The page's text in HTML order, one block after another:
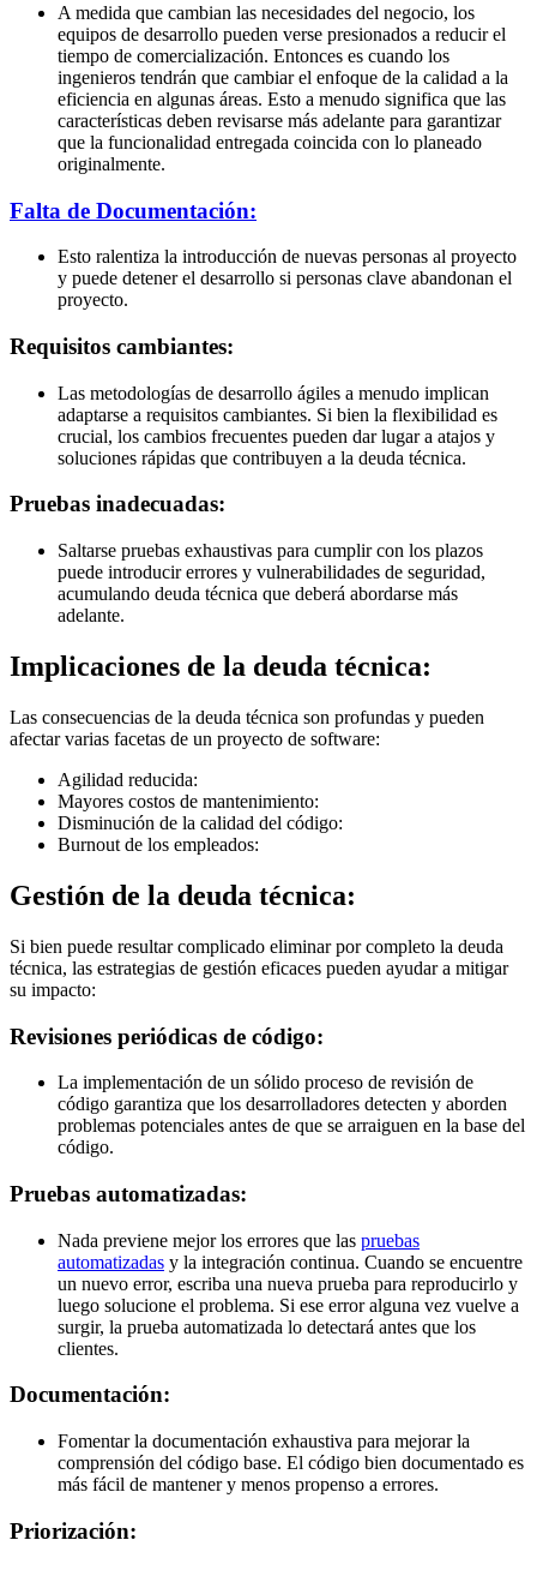
A medida que cambian las necesidades del negocio, los
equipos de desarrollo pueden verse presionados a reducir el
tiempo de comercialización. Entonces es cuando los
ingenieros tendrán que cambiar el enfoque de la calidad a la
eficiencia en algunas áreas. Esto a menudo significa que las
características deben revisarse más adelante para garantizar
que la funcionalidad entregada coincida con lo planeado
originalmente.
Falta de Documentación:
Esto ralentiza la introducción de nuevas personas al proyecto
y puede detener el desarrollo si personas clave abandonan el
proyecto.
Requisitos cambiantes:
Las metodologías de desarrollo ágiles a menudo implican
adaptarse a requisitos cambiantes. Si bien la flexibilidad es
crucial, los cambios frecuentes pueden dar lugar a atajos y
soluciones rápidas que contribuyen a la deuda técnica.
Pruebas inadecuadas:
Saltarse pruebas exhaustivas para cumplir con los plazos
puede introducir errores y vulnerabilidades de seguridad,
acumulando deuda técnica que deberá abordarse más
adelante.
Implicaciones de la deuda técnica:
Las consecuencias de la deuda técnica son profundas y pueden
afectar varias facetas de un proyecto de software:
Agilidad reducida:
Mayores costos de mantenimiento:
Disminución de la calidad del código:
Burnout de los empleados:
Gestión de la deuda técnica:
Si bien puede resultar complicado eliminar por completo la deuda
técnica, las estrategias de gestión eficaces pueden ayudar a mitigar
su impacto:
Revisiones periódicas de código:
La implementación de un sólido proceso de revisión de
código garantiza que los desarrolladores detecten y aborden
problemas potenciales antes de que se arraiguen en la base del
código.
Pruebas automatizadas:
Nada previene mejor los errores que las pruebas
automatizadas y la integración continua. Cuando se encuentre
un nuevo error, escriba una nueva prueba para reproducirlo y
luego solucione el problema. Si ese error alguna vez vuelve a
surgir, la prueba automatizada lo detectará antes que los
clientes.
Documentación:
Fomentar la documentación exhaustiva para mejorar la
comprensión del código base. El código bien documentado es
más fácil de mantener y menos propenso a errores.
Priorización: